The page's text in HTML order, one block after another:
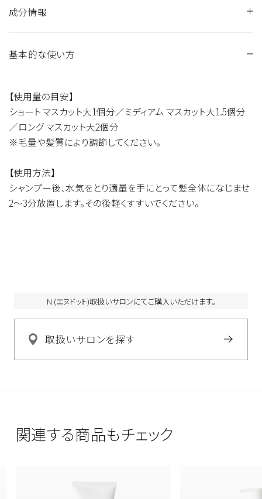
成分情報
水、セテアリルアルコール、ジメチコン、ステアルトリモニウム
ノ酸、マカデミア種子油、ジグリセリン、シア脂油、ワサビノキ種
子油、加水分解ヒヨコマメ種子エキス、加水分解エンドウタン
パク、パルミトイルジペプチド－１８、グリオキシロイルカルボ
システイン、グリオキシロイルケラチンアミノ酸、異性化糖、加
エキス、イタドリ根エキス、カンゾウ根エキス、チャ葉エキス、ロ
ーズマリー葉エキス、カミツレ花エキス、セイヨウノコギリソウ
エキス、セージ葉エキス、タチジャコウソウ花／葉エキス、カニ
リン酸、ＢＧ、ラウレス－４、デキストリン、アルギニン、エチドロ
プロパノール、ソルビン酸Ｋ、安息香酸Ｎａ、フェノキシエタノー
ル、メチルパラベン、プロピルパラベン、香料
基本的な使い方
【使用量の目安】
ショート マスカット大1個分／ミディアム マスカット大1.5個分
／ロング マスカット大2個分
※毛量や髪質により調節してください。
【使用方法】
シャンプー後、水気をとり適量を手にとって髪全体になじませ
2〜3分放置します。その後軽くすすいでください。
N.(エヌドット)取扱いサロンにてご購入いただけます。
取扱いサロンを探す
関連する商品もチェック